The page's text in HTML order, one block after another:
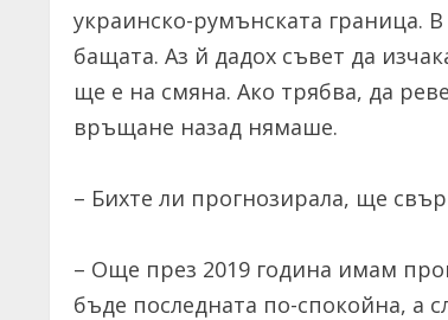
украинско-румънската граница.
бащата. Аз й дадох съвет да
ще е на смяна. Ако трябва, да
връщане назад нямаше.
– Бихте ли прогнозирала, ще
– Още през 2019 година имам
бъде последната по-спокойна, а